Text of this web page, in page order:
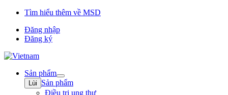
Tìm hiểu thêm về MSD
Đăng nhập
Đăng ký
Sản phẩm
Open
submenu
Lùi
Sản phẩm
Điều trị ung thư